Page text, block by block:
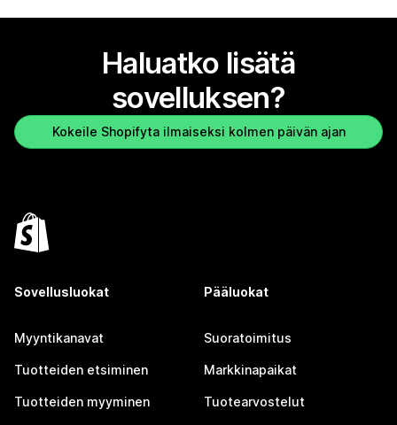
Haluatko lisätä
sovelluksen?
Kokeile Shopifyta ilmaiseksi kolmen päivän ajan
Sovellusluokat
Myyntikanavat
Tuotteiden etsiminen
Tuotteiden myyminen
Pääluokat
Suoratoimitus
Markkinapaikat
Tuotearvostelut